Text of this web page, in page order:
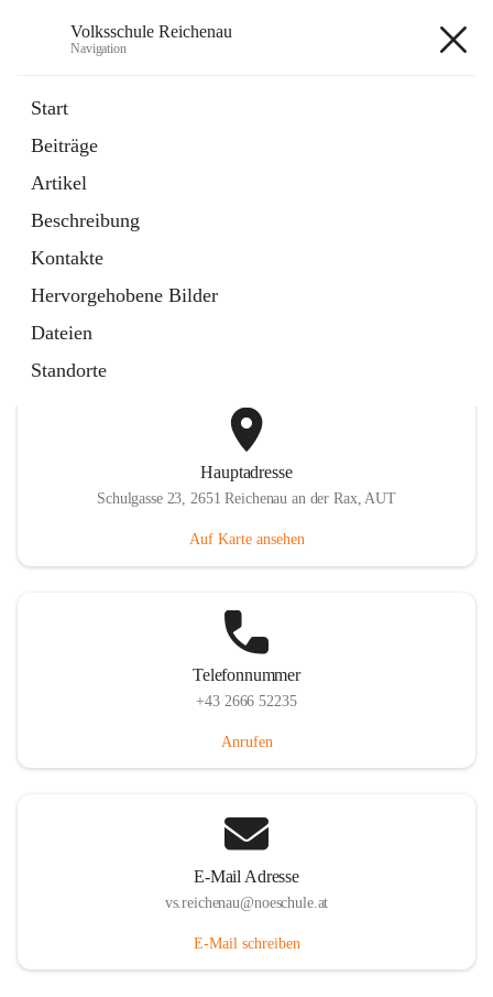
Volksschule Reichenau
Navigation
Start
Beiträge
Artikel
Beschreibung
Kontakte
Hervorgehobene Bilder
Dateien
Standorte
Externe Webseite
in
Tab
Toni Klix Maustraining
Externe Webseite
öffnet
in
neuem
Tab
Hauptadresse
Schulgasse 23, 2651 Reichenau an der Rax, AUT
Auf Karte ansehen
Telefonnummer
+43 2666 52235
Anrufen
E-Mail Adresse
vs.reichenau@noeschule.at
E-Mail schreiben